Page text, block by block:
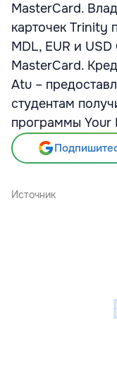
MasterCard.
карточек Trinity
MDL, EUR и
MasterCard.
Atu –
студентам
программы Your
Источник